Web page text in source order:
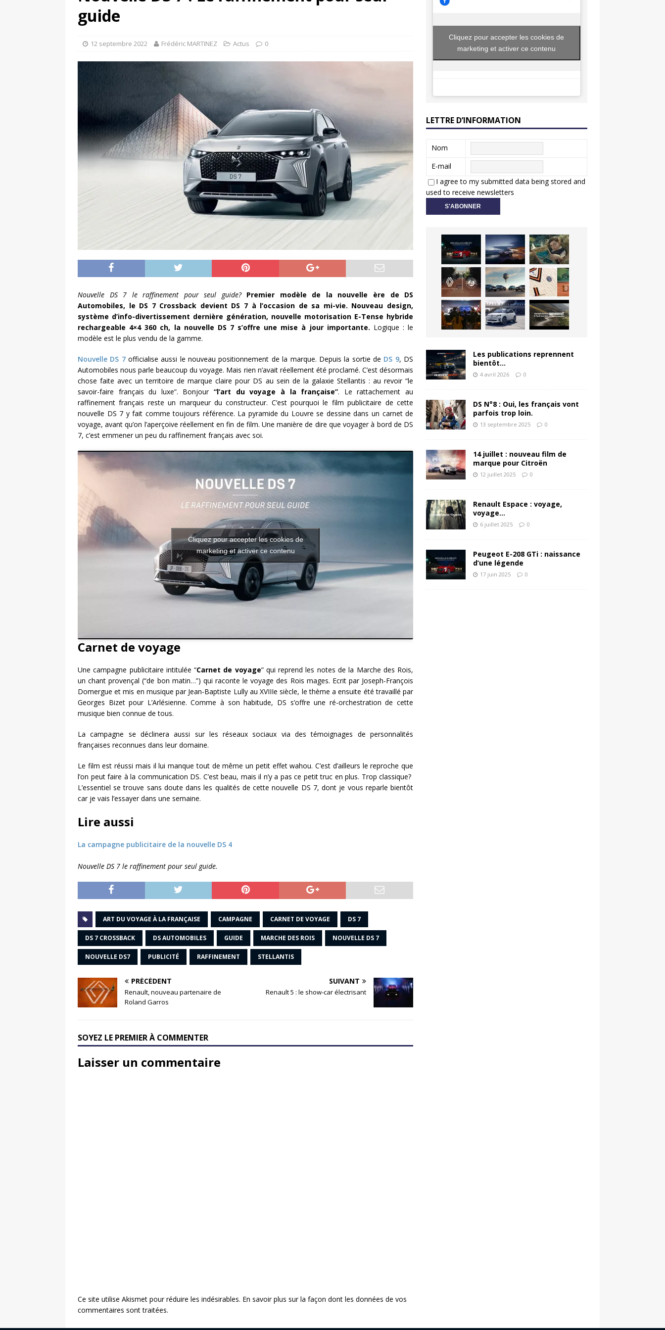
ACTUS
guide
12 septembre 2022 Frédéric MARTINEZ Actus 0
Nouvelle DS 7 le raffinement pour seul guide? Premier modèle de la nouvelle ère de DS
Automobiles, le DS 7 Crossback devient DS 7 à l’occasion de sa mi-vie. Nouveau design,
système d’info-divertissement dernière génération, nouvelle motorisation E-Tense hybride
rechargeable 4×4 360 ch, la nouvelle DS 7 s’offre une mise à jour importante. Logique : le
modèle est le plus vendu de la gamme.
Nouvelle DS 7officialise aussi le nouveau positionnement de la marque. Depuis la sortie de DS 9, DS
Automobiles nous parle beaucoup du voyage. Mais rien n’avait réellement été proclamé. C’est désormais
chose faite avec un territoire de marque claire pour DS au sein de la galaxie Stellantis : au revoir “le
savoir-faire français du luxe”. Bonjour“l’art du voyage à la française”. Le rattachement au
raffinement français reste un marqueur du constructeur. C’est pourquoi le film publicitaire de cette
nouvelle DS 7 y fait comme toujours référence. La pyramide du Louvre se dessine dans un carnet de
voyage, avant qu’on l’aperçoive réellement en fin de film. Une manière de dire que voyager à bord de DS
7, c’est emmener un peu du raffinement français avec soi.
Cliquez pour accepter les cookies de
marketing et activer ce contenu
Carnet de voyage
Une campagne publicitaire intitulée “Carnet de voyage” qui reprend les notes de la Marche des Rois,
un chant provençal (“de bon matin…”) qui raconte le voyage des Rois mages. Ecrit par Joseph-François
Domergue et mis en musique par Jean-Baptiste Lully au XVIIIe siècle, le thème a ensuite été travaillé par
Georges Bizet pour L’Arlésienne. Comme à son habitude, DS s’offre une ré-orchestration de cette
musique bien connue de tous.
La campagne se déclinera aussi sur les réseaux sociaux via des témoignages de personnalités
françaises reconnues dans leur domaine.
Le film est réussi mais il lui manque tout de même un petit effet wahou. C’est d’ailleurs le reproche que
l’on peut faire à la communication DS. C’est beau, mais il n’y a pas ce petit truc en plus. Trop classique?
L’essentiel se trouve sans doute dans les qualités de cette nouvelle DS 7, dont je vous reparle bientôt
car je vais l’essayer dans une semaine.
Lire aussi
La campagne publicitaire de la nouvelle DS 4
Nouvelle DS 7 le raffinement pour seul guide.
ART DU VOYAGE À LA FRANÇAISE CAMPAGNE CARNET DE VOYAGE DS 7
DS 7 CROSSBACK DS AUTOMOBILES GUIDE MARCHE DES ROIS NOUVELLE DS 7
NOUVELLE DS7 PUBLICITÉ RAFFINEMENT STELLANTIS
PRÉCÉDENT
Renault, nouveau partenaire de
Roland Garros
SUIVANT
Renault 5 : le show-car électrisant
SOYEZ LE PREMIER À COMMENTER
Laisser un commentaire
Ce site utilise Akismet pour réduire les indésirables. En savoir plus sur la façon dont les données de vos
commentaires sont traitées.
Cliquez pour accepter les cookies de
marketing et activer ce contenu
LETTRE D’INFORMATION
Nom
E-mail
I agree to my submitted data being stored and
used to receive newsletters
Les publications reprennent
bientôt…
4 avril 2026 0
DS N°8 : Oui, les français vont
parfois trop loin.
13 septembre 2025 0
14 juillet : nouveau film de
marque pour Citroën
12 juillet 2025 0
Renault Espace : voyage,
voyage…
6 juillet 2025 0
Peugeot E-208 GTi : naissance
d’une légende
17 juin 2025 0